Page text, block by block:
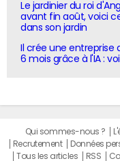
Le jardinier du roi
avant fin août, voici
dans son jardin
Il crée une entreprise
6 mois grâce à l'IA :
Qui sommes-nous ?
Recrutement
Données
Tous les articles
RSS